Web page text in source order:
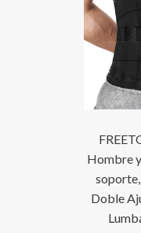
Hombre
Doble